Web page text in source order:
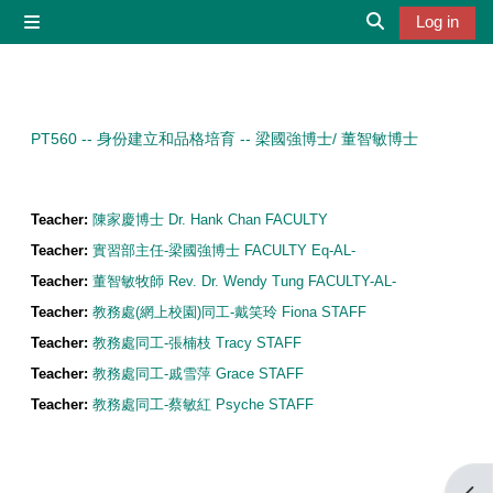
Log in
PT560 -- 身份建立和品格培育 -- 梁國強博士/ 董智敏博士
Teacher: 陳家慶博士 Dr. Hank Chan FACULTY
Teacher: 實習部主任-梁國強博士 FACULTY Eq-AL-
Teacher: 董智敏牧師 Rev. Dr. Wendy Tung FACULTY-AL-
Teacher: 教務處(網上校園)同工-戴笑玲 Fiona STAFF
Teacher: 教務處同工-張楠枝 Tracy STAFF
Teacher: 教務處同工-戚雪萍 Grace STAFF
Teacher: 教務處同工-蔡敏紅 Psyche STAFF